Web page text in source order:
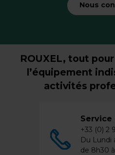
Nous
ROUXEL, tout
l’équipement
activités
+33 (0) 2
Du Lundi
de 8h30